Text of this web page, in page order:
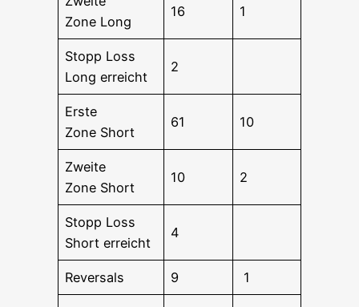
Zone Long
16 1
Stopp Loss
Long erreicht
2
Ers­te
Zone Short
61 10
Zwei­te
Zone Short
10 2
Stopp Loss
Short erreicht
4
Rever­sals 9 1